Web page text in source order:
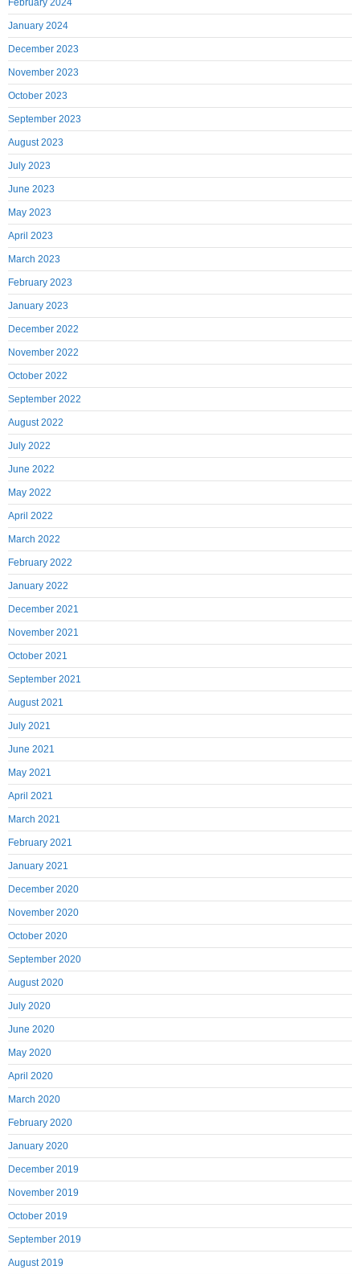
February 2024
January 2024
December 2023
November 2023
October 2023
September 2023
August 2023
July 2023
June 2023
May 2023
April 2023
March 2023
February 2023
January 2023
December 2022
November 2022
October 2022
September 2022
August 2022
July 2022
June 2022
May 2022
April 2022
March 2022
February 2022
January 2022
December 2021
November 2021
October 2021
September 2021
August 2021
July 2021
June 2021
May 2021
April 2021
March 2021
February 2021
January 2021
December 2020
November 2020
October 2020
September 2020
August 2020
July 2020
June 2020
May 2020
April 2020
March 2020
February 2020
January 2020
December 2019
November 2019
October 2019
September 2019
August 2019